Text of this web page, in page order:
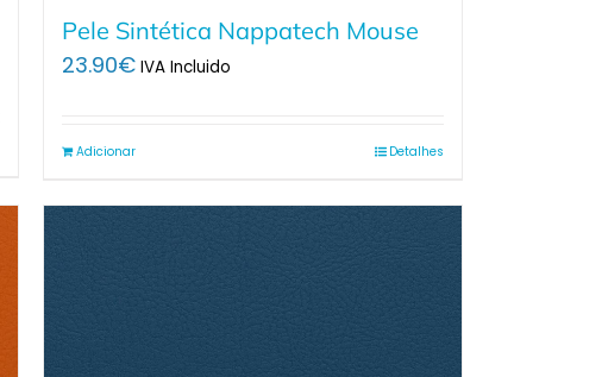
Pele Sintética Nappatech Mouse
23.90€ IVA Incluido
Adicionar Detalhes